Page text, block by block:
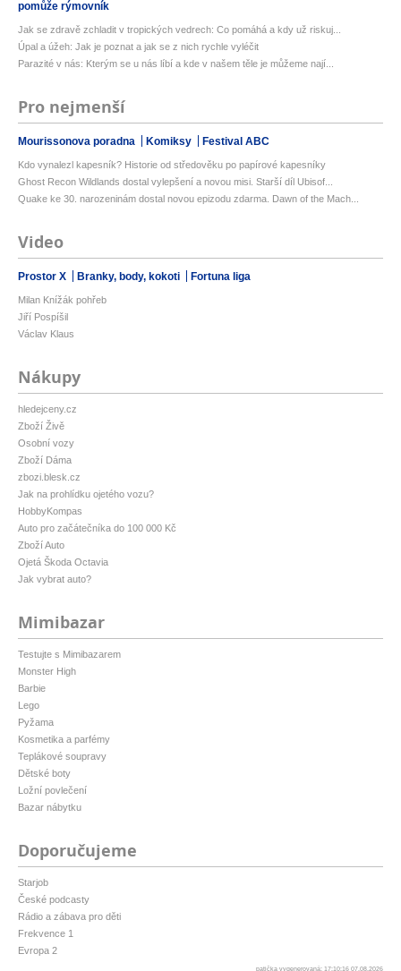
pomůže rýmovník
Jak se zdravě zchladit v tropických vedrech: Co pomáhá a kdy už riskuj...
Úpal a úžeh: Jak je poznat a jak se z nich rychle vyléčit
Parazité v nás: Kterým se u nás líbí a kde v našem těle je můžeme nají...
Pro nejmenší
Mourissonova poradna Komiksy Festival ABC
Kdo vynalezl kapesník? Historie od středověku po papírové kapesníky
Ghost Recon Wildlands dostal vylepšení a novou misi. Starší díl Ubisof...
Quake ke 30. narozeninám dostal novou epizodu zdarma. Dawn of the Mach...
Video
Prostor X Branky, body, kokoti Fortuna liga
Milan Knížák pohřeb
Jiří Pospíšil
Václav Klaus
Nákupy
hledejceny.cz
Zboží Živě
Osobní vozy
Zboží Dáma
zbozi.blesk.cz
Jak na prohlídku ojetého vozu?
HobbyKompas
Auto pro začátečníka do 100 000 Kč
Zboží Auto
Ojetá Škoda Octavia
Jak vybrat auto?
Mimibazar
Testujte s Mimibazarem
Monster High
Barbie
Lego
Pyžama
Kosmetika a parfémy
Teplákové soupravy
Dětské boty
Ložní povlečení
Bazar nábytku
Doporučujeme
Starjob
České podcasty
Rádio a zábava pro děti
Frekvence 1
Evropa 2
patička vygenerovaná: 17:10:16 07.08.2026